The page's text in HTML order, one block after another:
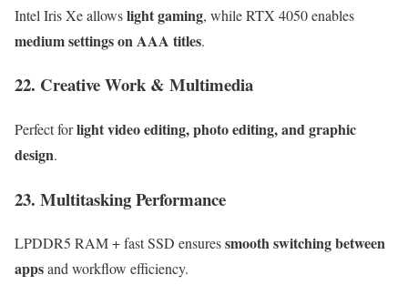
Intel Iris Xe allowslight gaming, while RTX 4050 enables
medium settings on AAA titles.
22. Creative Work & Multimedia
Perfect forlight video editing, photo editing, and graphic
design.
23. Multitasking Performance
LPDDR5 RAM + fast SSD ensuressmooth switching between
appsand workflow efficiency.